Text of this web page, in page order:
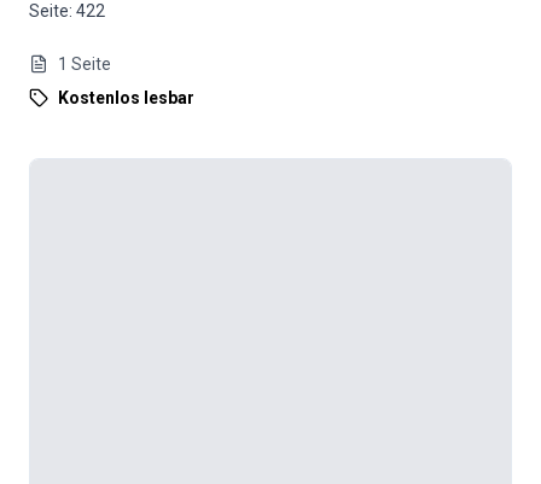
Seite: 422
1 Seite
Kostenlos lesbar